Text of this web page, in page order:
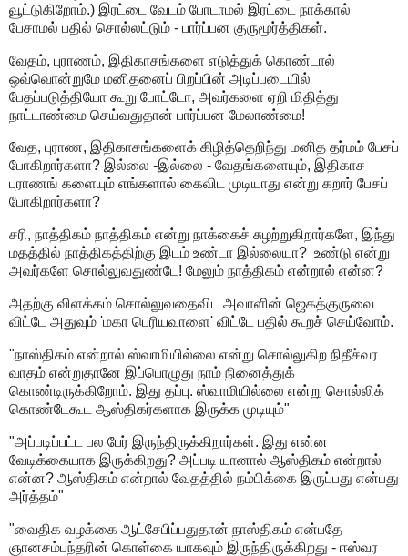
வூட்டுகிறோம்.) இரட்டை வேடம் போடாமல் இரட்டை நாக்கால்
பேசாமல் பதில் சொல்லட்டும் - பார்ப்பன குருமூர்த்திகள்.
வேதம், புராணம், இதிகாசங்களை எடுத்துக் கொண்டால்
ஒவ்வொன்றுமே மனிதனைப் பிறப்பின் அடிப்படையில்
பேதப்படுத்தியோ கூறு போட்டோ, அவர்களை ஏறி மிதித்து
நாட்டாண்மை செய்வதுதான் பார்ப்பன மேலாண்மை!
வேத, புராண, இதிகாசங்களைக் கிழித்தெறிந்து மனித தர்மம் பேசப்
போகிறார்களா? இல்லை -இல்லை - வேதங்களையும், இதிகாச
புராணங் களையும் எங்களால் கைவிட முடியாது என்று கறார் பேசப்
போகிறார்களா?
சரி, நாத்திகம் நாத்திகம் என்று நாக்கைச் சுழற்றுகிறார்களே, இந்து
மதத்தில் நாத்திகத்திற்கு இடம் உண்டா இல்லையா? உண்டு என்று
அவர்களே சொல்லுவதுண்டே! மேலும் நாத்திகம் என்றால் என்ன?
அதற்கு விளக்கம் சொல்லுவதைவிட அவாளின் ஜெகத்குருவை
விட்டே அதுவும் 'மகா பெரியவாளை' விட்டே பதில் கூறச் செய்வோம்.
"நாஸ்திகம் என்றால் ஸ்வாமியில்லை என்று சொல்லுகிற நிதீச்வர
வாதம் என்றுதானே இப்பொழுது நாம் நினைத்துக்
கொண்டிருக்கிறோம். இது தப்பு. ஸ்வாமியில்லை என்று சொல்லிக்
கொண்டேகூட ஆஸ்திகர்களாக இருக்க முடியும்"
"அப்படிப்பட்ட பல பேர் இருந்திருக்கிறார்கள். இது என்ன
வேடிக்கையாக இருக்கிறது? அப்படி யானால் ஆஸ்திகம் என்றால்
என்ன? ஆஸ்திகம் என்றால் வேதத்தில் நம்பிக்கை இருப்பது என்பது
அர்த்தம்"
"வைதிக வழக்கை ஆட்சேபிப்பதுதான் நாஸ்திகம் என்பதே
ஞானசம்பந்தரின் கொள்கை யாகவும் இருந்திருக்கிறது - ஈஸ்வர